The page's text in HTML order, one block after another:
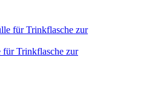
Trinkflasche zur